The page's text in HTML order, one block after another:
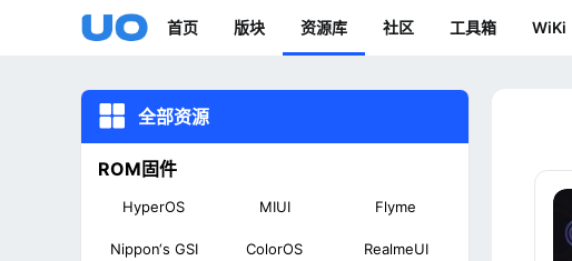
首页 版块 资源库 社区 工具箱 WiKi
全部资源
ROM固件
HyperOS MIUI Flyme
Nippon‘s GSI ColorOS RealmeUI